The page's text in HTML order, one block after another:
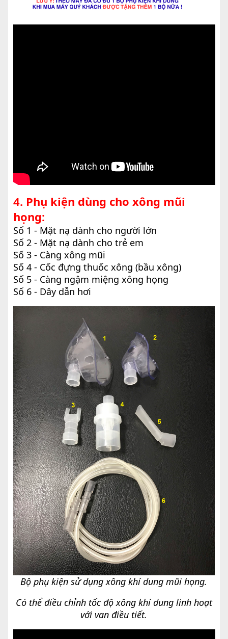
4. Phụ kiện dùng cho xông mũi
họng:
Số 1 - Mặt nạ dành cho người lớn
Số 2 - Mặt nạ dành cho trẻ em
Số 3 - Càng xông mũi
Số 4 - Cốc đựng thuốc xông (bầu xông)
Số 5 - Càng ngậm miệng xông họng
Số 6 - Dây dẫn hơi
Bộ phụ kiện sử dụng xông khí dung mũi họng.
Có thể điều chỉnh tốc độ xông khí dung linh hoạt
với van điều tiết.